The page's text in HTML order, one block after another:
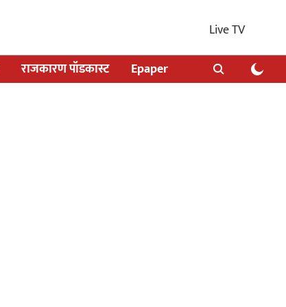
Live TV
राजकारण पॉडकास्ट Epaper